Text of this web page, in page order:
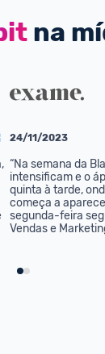
na
24/11/2023
“Na semana da
intensificam e o
quinta à tarde,
começa a
segunda-feira
Vendas e